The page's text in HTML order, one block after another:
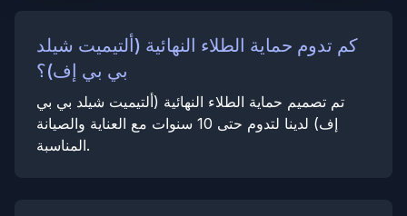
كم تدوم حماية الطلاء النهائية (ألتيميت شيلد
بي بي إف)؟
تم تصميم حماية الطلاء النهائية (ألتيميت شيلد بي بي
إف) لدينا لتدوم حتى 10 سنوات مع العناية والصيانة
المناسبة.